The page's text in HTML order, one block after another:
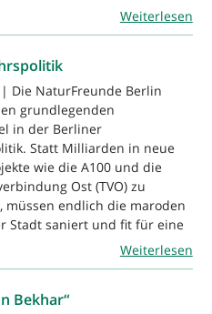
Weiterlesen
| Die NaturFreunde Berlin
grundlegenden
in der Berliner
Statt Milliarden in neue
wie die A100 und die
Ost (TVO) zu
müssen endlich die maroden
Stadt saniert und fit für eine
Weiterlesen
Bekhar“